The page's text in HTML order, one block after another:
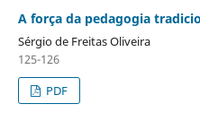
A força da pedagogia
Sérgio de Freitas Oliveira
125-126
PDF